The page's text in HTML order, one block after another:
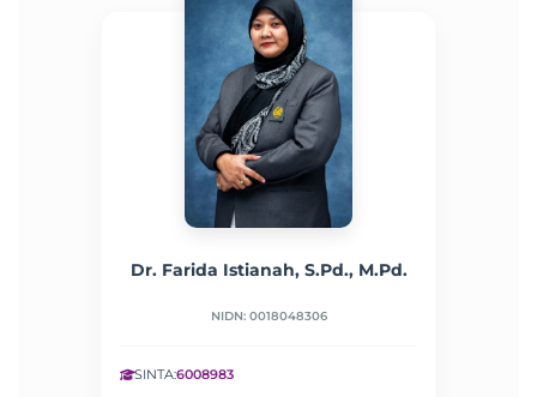
Dr. Farida Istianah, S.Pd., M.Pd.
NIDN: 0018048306
SINTA:6008983